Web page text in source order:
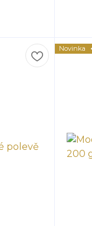
Novinka